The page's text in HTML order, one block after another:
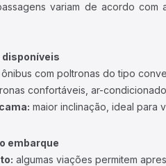
variam de acordo
disponíveis
ônibus com poltronas do tipo
confortáveis, ar-
maior inclinação, ideal para
embarque
algumas viações permitem